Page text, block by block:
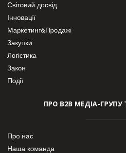
Світовий досвід
Інновації
Маркетинг&Продажі
Закупки
Логістика
Закон
Події
ПРО В2В МЕДІА-ГРУПУ
Про нас
Наша команда